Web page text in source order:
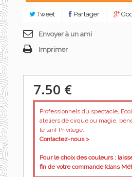
Tweet Partager
Envoyer à un ami
Imprimer
7.50 €
Professionnels du spectacle,
ateliers de cirque ou magie,
le tarif Privilège.
Contactez-nous >
Pour le choix des couleurs :
fin de votre commande (dans